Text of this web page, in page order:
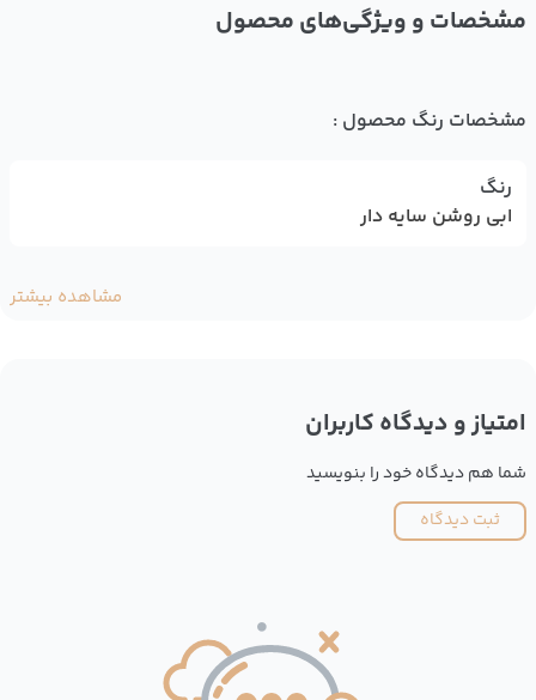
مشخصات و ویژگی‌های محصول
مشخصات رنگ محصول :
رنگ
ابی روشن سایه دار
مشاهده بیشتر
امتیاز و دیدگاه کاربران
شما هم دیدگاه خود را بنویسید
ثبت دیدگاه